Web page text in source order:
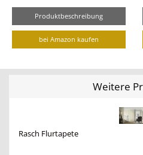
Produktbeschreibung
bei Amazon kaufen
Weitere
Rasch Flurtapete